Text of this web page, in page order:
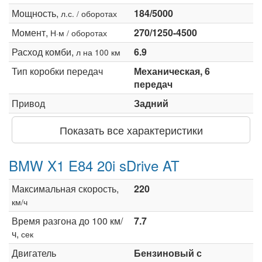
Мощность, л.с. / оборотах
184/5000
Момент, Н·м / оборотах
270/1250-4500
Расход комби, л на 100 км
6.9
Тип коробки передач
Механическая, 6
передач
Привод
Задний
Показать все характеристики
BMW X1 E84 20i sDrive AT
Максимальная скорость,
км/ч
220
Время разгона до 100 км/
ч, сек
7.7
Двигатель
Бензиновый с